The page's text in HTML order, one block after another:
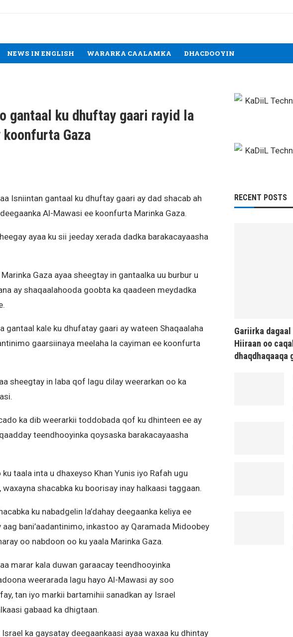
NEWS IN ENGLISH WARARKA CAALAMKA DHACDOOYIN
gantaal ku dhuftay gaari rayid la
Gaza
Isniintan gantaal ku dhuftay gaari ay dad shacab ah
Al-Mawasi ee koonfurta Marinka Gaza.
ayaa ku sii jeeday xerada dadka barakacayaasha
Gaza ayaa sheegtay in gantaalka uu burbur u
ay shaqaalahooda goobta ka qaadeen meydadka
gantaal kale ku dhufatay gaari ay wateen Shaqaalaha
gaarsiinaya meelaha la cayiman ee koonfurta
sheegtay in laba qof lagu dilay weerarkan oo ka
ka dib weerarkii toddobada qof ku dhinteen ee ay
teendhooyinka qoysaska barakacayaasha
taala inta u dhaxeyso Khan Yunis iyo Rafah ugu
shacabka ku boorisay inay halkaasi taggaan.
ku nabadgelin la’dahay deegaanka keliya ee
bani’aadantinimo, inkastoo ay Qaramada Midoobey
oo nabdoon oo ku yaala Marinka Gaza.
marar kala duwan garaacay teendhooyinka
weerarada lagu hayo Al-Mawasi ay soo
tan iyo markii bartamihii sanadkan ay Israel
gabaad ka dhigtaan.
ka gaysatay deegaankaasi ayaa waxaa ku dhintay
RECENT POSTS
Gariirka
Hiiraan oo
dhaqdhaqaaqa